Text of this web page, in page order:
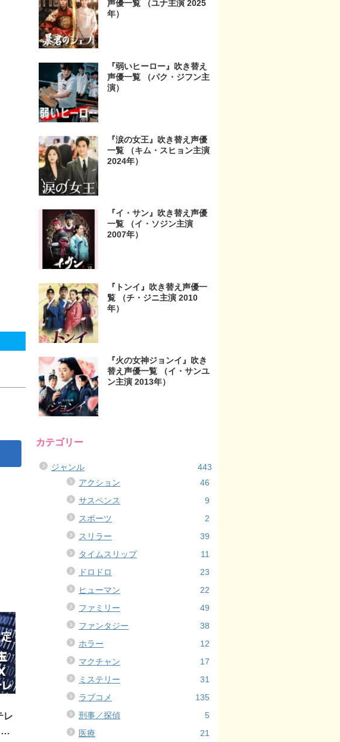
レ
声優一覧 （ユナ主演 2025
年）
『弱いヒーロー』吹き替え
声優一覧 （パク・ジフン主
演）
『涙の女王』吹き替え声優
一覧 （キム・スヒョン主演
2024年）
『イ・サン』吹き替え声優
一覧 （イ・ソジン主演
2007年）
『トンイ』吹き替え声優一
覧 （チ・ジニ主演 2010
年）
『火の女神ジョンイ』吹き
替え声優一覧 （イ・サンユ
ン主演 2013年）
カテゴリー
ジャンル
443
アクション
46
サスペンス
9
スポーツ
2
スリラー
39
タイムスリップ
11
ドロドロ
23
ヒューマン
22
ファミリー
49
ファンタジー
38
ホラー
12
マクチャン
17
ミステリー
31
ラブコメ
135
刑事／探偵
5
医療
21